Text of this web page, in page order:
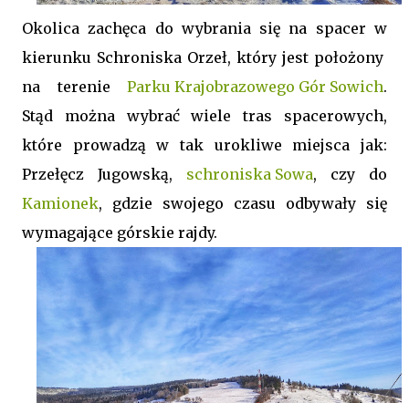
Okolica zachęca do wybrania się na spacer w
kierunku Schroniska Orzeł, który jest położony
na terenie Parku Krajobrazowego Gór Sowich.
Stąd można wybrać wiele tras spacerowych,
które prowadzą w tak urokliwe miejsca jak:
Przełęcz Jugowską, schroniska Sowa, czy do
Kamionek, gdzie swojego czasu odbywały się
wymagające górskie rajdy.